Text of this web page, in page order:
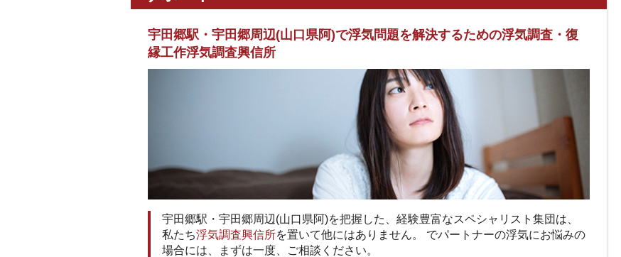
宇田郷駅・宇田郷周辺(山口県阿)で浮気問題を解決するための浮気調査・復
縁工作浮気調査興信所
宇田郷駅・宇田郷周辺(山口県阿)を把握した、経験豊富なスペシャリスト集団は、
私たち浮気調査興信所を置いて他にはありません。 でパートナーの浮気にお悩みの
場合には、まずは一度、ご相談ください。